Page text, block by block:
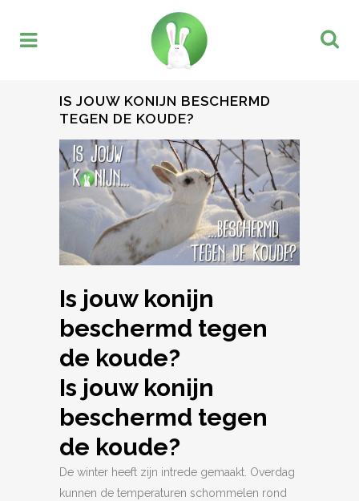
IS JOUW KONIJN BESCHERMD
TEGEN DE KOUDE?
Is jouw konijn
beschermd tegen
de koude?
Is jouw konijn
beschermd tegen
de koude?
De winter heeft zijn intrede gemaakt. Overdag
kunnen de temperaturen schommelen rond